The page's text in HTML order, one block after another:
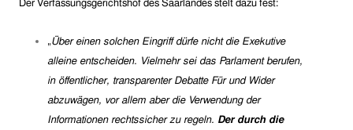
Der Verfassungsgerichtshof des Saarlandes stelt dazu fest:
„Über einen solchen Eingriff dürfe nicht die Exekutive
alleine entscheiden. Vielmehr sei das Parlament berufen,
in öffentlicher, transparenter Debatte Für und Wider
abzuwägen, vor allem aber die Verwendung der
Informationen rechtssicher zu regeln. Der durch die